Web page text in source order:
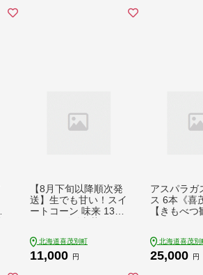
【8月下旬以降順次発
送】生でも甘い！スイ
ートコーン 味来 13本
い】スイートコーン
とうもろこし トウモ
北海道喜茂別町
11,000 円
アスパラガ
ス 6本《喜
【きもべつ
パラガス 副
ギフト 贈答
北海道喜茂別
25,000 円